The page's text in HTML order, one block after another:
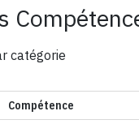
catégorie
Compétence